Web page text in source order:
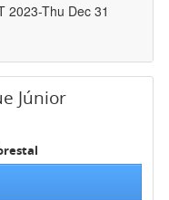
2023-Thu Dec 31
Júnior